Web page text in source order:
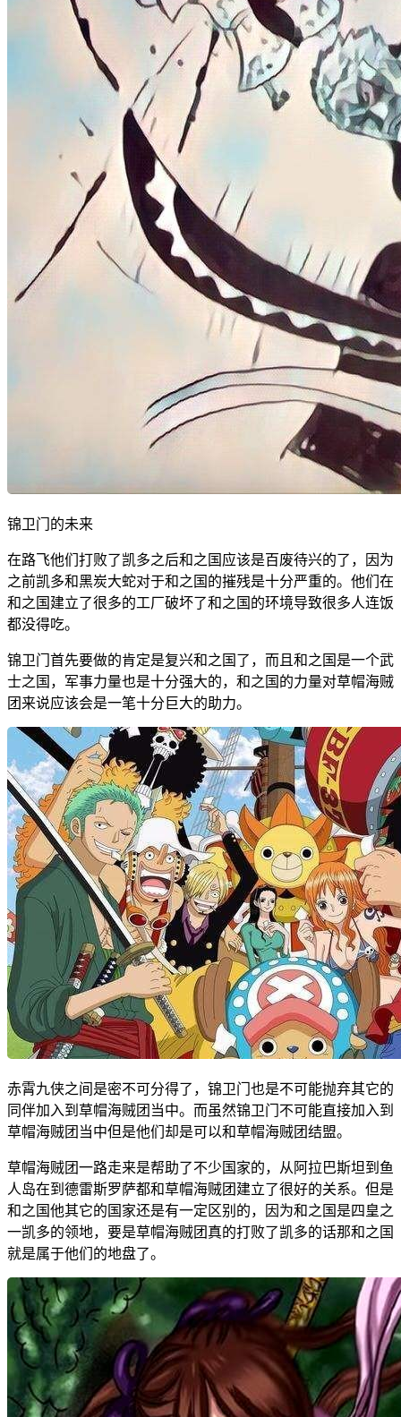
锦卫门的未来
在路飞他们打败了凯多之后和之国应该是百废待兴的了，因为
之前凯多和黑炭大蛇对于和之国的摧残是十分严重的。他们在
和之国建立了很多的工厂破坏了和之国的环境导致很多人连饭
都没得吃。
锦卫门首先要做的肯定是复兴和之国了，而且和之国是一个武
士之国，军事力量也是十分强大的，和之国的力量对草帽海贼
团来说应该会是一笔十分巨大的助力。
赤霄九侠之间是密不可分得了，锦卫门也是不可能抛弃其它的
同伴加入到草帽海贼团当中。而虽然锦卫门不可能直接加入到
草帽海贼团当中但是他们却是可以和草帽海贼团结盟。
草帽海贼团一路走来是帮助了不少国家的，从阿拉巴斯坦到鱼
人岛在到德雷斯罗萨都和草帽海贼团建立了很好的关系。但是
和之国他其它的国家还是有一定区别的，因为和之国是四皇之
一凯多的领地，要是草帽海贼团真的打败了凯多的话那和之国
就是属于他们的地盘了。